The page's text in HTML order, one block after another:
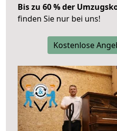
Bis zu 60 % der
finden Sie nur bei uns!
Kostenlose